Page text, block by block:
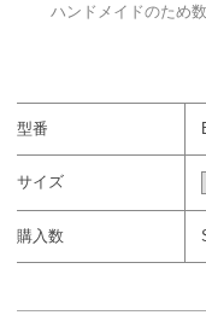
ハンドメイドのため
型番
サイズ
購入数